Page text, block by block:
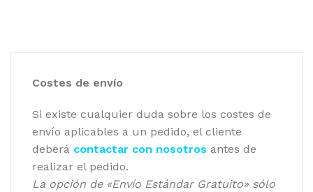
Costes de envío
Si existe cualquier duda sobre los costes de
envío aplicables a un pedido, el cliente
deberá contactar con nosotros antes de
realizar el pedido.
La opción de «Envío Estándar Gratuito» sólo